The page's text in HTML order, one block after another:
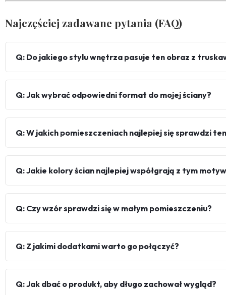
Najczęściej zadawane pytania (FAQ)
Q: Do jakiego stylu wnętrza pasuje ten obraz z
Q: Jak wybrać odpowiedni format do mojej ściany?
Q: W jakich pomieszczeniach najlepiej się sprawdzi
Q: Jakie kolory ścian najlepiej współgrają z tym
Q: Czy wzór sprawdzi się w małym pomieszczeniu?
Q: Z jakimi dodatkami warto go połączyć?
Q: Jak dbać o produkt, aby długo zachował wygląd?